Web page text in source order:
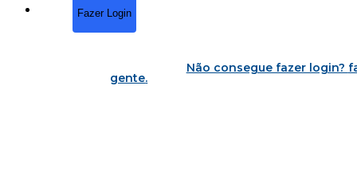
Fazer Login
Não consegue fazer login?
gente.